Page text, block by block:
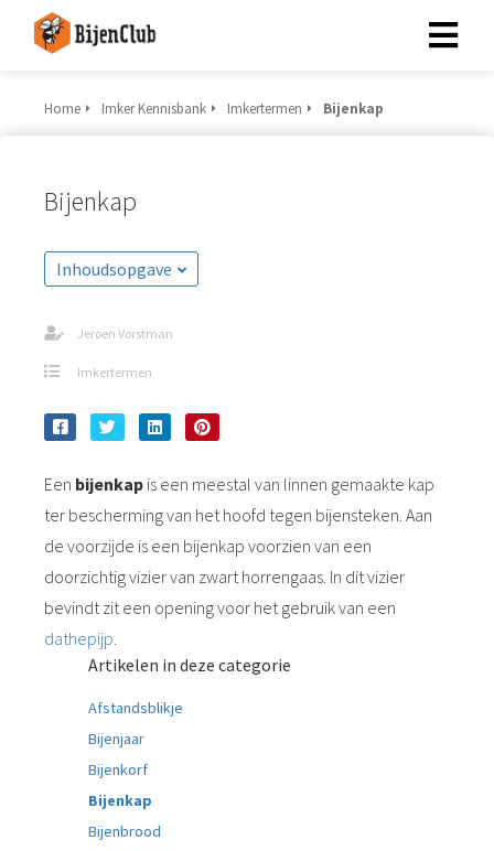
Home Imker Kennisbank Imkertermen Bijenkap
Bijenkap
Inhoudsopgave
Jeroen Vorstman
Imkertermen
Een bijenkap is een meestal van linnen gemaakte kap
ter bescherming van het hoofd tegen bijensteken. Aan
de voorzijde is een bijenkap voorzien van een
doorzichtig vizier van zwart horrengaas. In dit vizier
bevindt zit een opening voor het gebruik van een
dathepijp.
Artikelen in deze categorie
Afstandsblikje
Bijenjaar
Bijenkorf
Bijenkap
Bijenbrood